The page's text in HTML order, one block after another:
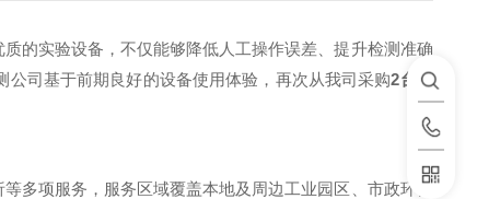
的实验设备，不仅能够降低人工操作误差、提升检测准确
司基于前期良好的设备使用体验，再次从我司采购2台智
多项服务，服务区域覆盖本地及周边工业园区、市政环保